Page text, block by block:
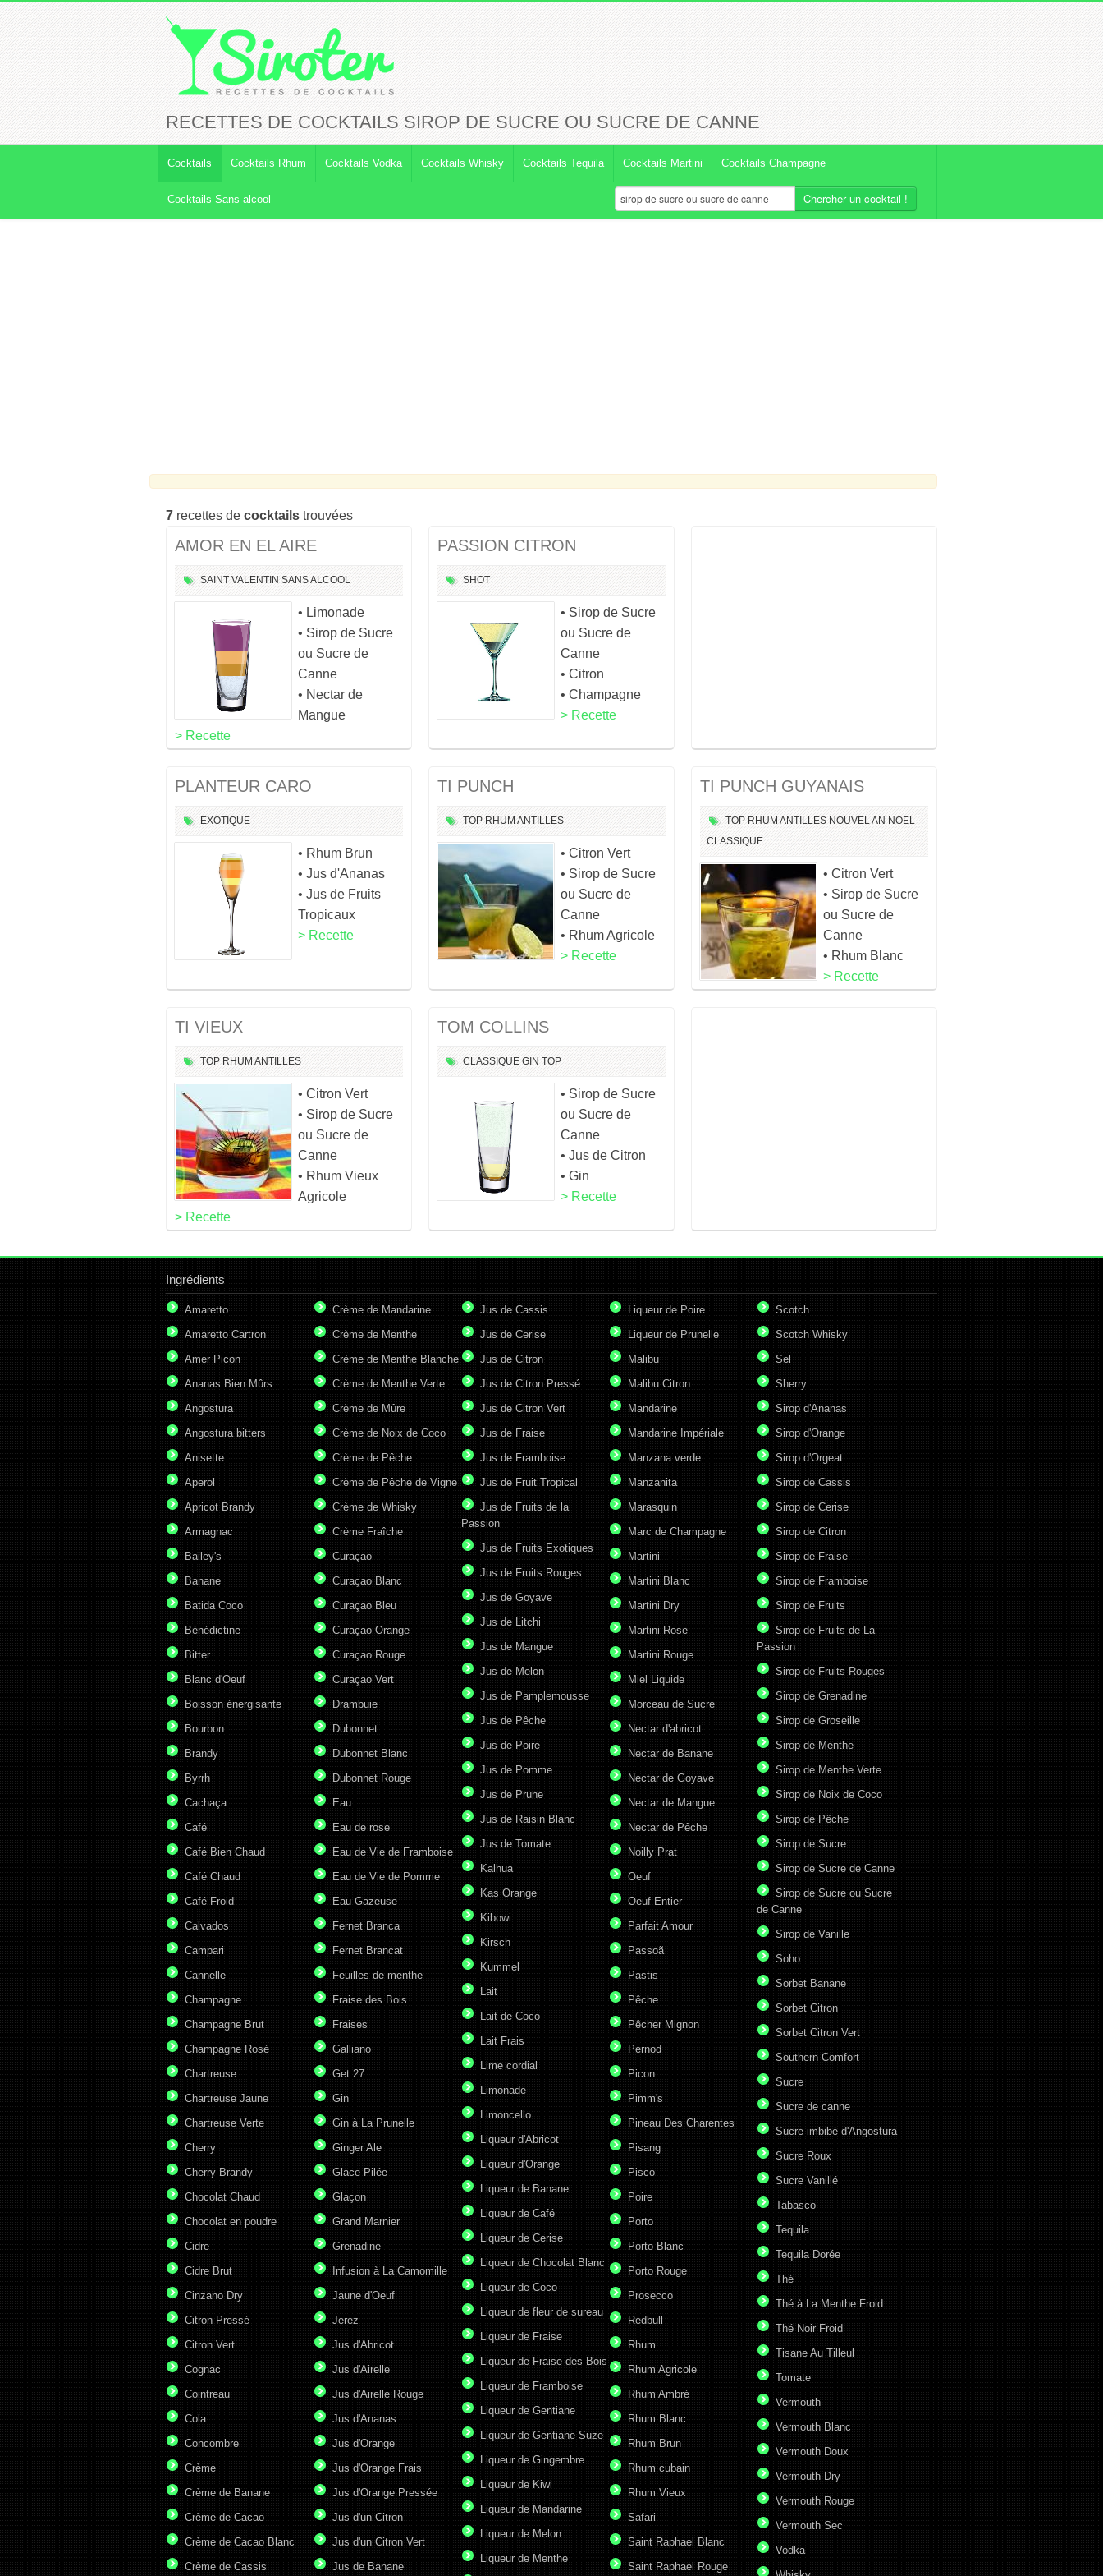
RECETTES DE COCKTAILS SIROP DE SUCRE OU SUCRE DE CANNE
Cocktails Cocktails Rhum Cocktails Vodka Cocktails Whisky Cocktails Tequila Cocktails Martini Cocktails Champagne
Cocktails Sans alcool Chercher un cocktail !
7 recettes de cocktails trouvées
AMOR EN EL AIRE
SAINT VALENTIN SANS ALCOOL
• Limonade
• Sirop de Sucre
ou Sucre de
Canne
• Nectar de
Mangue
> Recette
PASSION CITRON
SHOT
• Sirop de Sucre
ou Sucre de
Canne
• Citron
• Champagne
> Recette
PLANTEUR CARO
EXOTIQUE
• Rhum Brun
• Jus d'Ananas
• Jus de Fruits
Tropicaux
> Recette
TI PUNCH
TOP RHUM ANTILLES
• Citron Vert
• Sirop de Sucre
ou Sucre de
Canne
• Rhum Agricole
> Recette
TI PUNCH GUYANAIS
TOP RHUM ANTILLES NOUVEL AN NOEL
CLASSIQUE
• Citron Vert
• Sirop de Sucre
ou Sucre de
Canne
• Rhum Blanc
> Recette
TI VIEUX
TOP RHUM ANTILLES
• Citron Vert
• Sirop de Sucre
ou Sucre de
Canne
• Rhum Vieux
Agricole
> Recette
TOM COLLINS
CLASSIQUE GIN TOP
• Sirop de Sucre
ou Sucre de
Canne
• Jus de Citron
• Gin
> Recette
Ingrédients
Amaretto
Amaretto Cartron
Amer Picon
Ananas Bien Mûrs
Angostura
Angostura bitters
Anisette
Aperol
Apricot Brandy
Armagnac
Bailey's
Banane
Batida Coco
Bénédictine
Bitter
Blanc d'Oeuf
Boisson énergisante
Bourbon
Brandy
Byrrh
Cachaça
Café
Café Bien Chaud
Café Chaud
Café Froid
Calvados
Campari
Cannelle
Champagne
Champagne Brut
Champagne Rosé
Chartreuse
Chartreuse Jaune
Chartreuse Verte
Cherry
Cherry Brandy
Chocolat Chaud
Chocolat en poudre
Cidre
Cidre Brut
Cinzano Dry
Citron Pressé
Citron Vert
Cognac
Cointreau
Cola
Concombre
Crème
Crème de Banane
Crème de Cacao
Crème de Cacao Blanc
Crème de Cassis
Crème de Mandarine
Crème de Menthe
Crème de Menthe Blanche
Crème de Menthe Verte
Crème de Mûre
Crème de Noix de Coco
Crème de Pêche
Crème de Pêche de Vigne
Crème de Whisky
Crème Fraîche
Curaçao
Curaçao Blanc
Curaçao Bleu
Curaçao Orange
Curaçao Rouge
Curaçao Vert
Drambuie
Dubonnet
Dubonnet Blanc
Dubonnet Rouge
Eau
Eau de rose
Eau de Vie de Framboise
Eau de Vie de Pomme
Eau Gazeuse
Fernet Branca
Fernet Brancat
Feuilles de menthe
Fraise des Bois
Fraises
Galliano
Get 27
Gin
Gin à La Prunelle
Ginger Ale
Glace Pilée
Glaçon
Grand Marnier
Grenadine
Infusion à La Camomille
Jaune d'Oeuf
Jerez
Jus d'Abricot
Jus d'Airelle
Jus d'Airelle Rouge
Jus d'Ananas
Jus d'Orange
Jus d'Orange Frais
Jus d'Orange Pressée
Jus d'un Citron
Jus d'un Citron Vert
Jus de Banane
Jus de Cassis
Jus de Cerise
Jus de Citron
Jus de Citron Pressé
Jus de Citron Vert
Jus de Fraise
Jus de Framboise
Jus de Fruit Tropical
Jus de Fruits de la
Passion
Jus de Fruits Exotiques
Jus de Fruits Rouges
Jus de Goyave
Jus de Litchi
Jus de Mangue
Jus de Melon
Jus de Pamplemousse
Jus de Pêche
Jus de Poire
Jus de Pomme
Jus de Prune
Jus de Raisin Blanc
Jus de Tomate
Kalhua
Kas Orange
Kibowi
Kirsch
Kummel
Lait
Lait de Coco
Lait Frais
Lime cordial
Limonade
Limoncello
Liqueur d'Abricot
Liqueur d'Orange
Liqueur de Banane
Liqueur de Café
Liqueur de Cerise
Liqueur de Chocolat Blanc
Liqueur de Coco
Liqueur de fleur de sureau
Liqueur de Fraise
Liqueur de Fraise des Bois
Liqueur de Framboise
Liqueur de Gentiane
Liqueur de Gentiane Suze
Liqueur de Gingembre
Liqueur de Kiwi
Liqueur de Mandarine
Liqueur de Melon
Liqueur de Menthe
Liqueur de Poire
Liqueur de Prunelle
Malibu
Malibu Citron
Mandarine
Mandarine Impériale
Manzana verde
Manzanita
Marasquin
Marc de Champagne
Martini
Martini Blanc
Martini Dry
Martini Rose
Martini Rouge
Miel Liquide
Morceau de Sucre
Nectar d'abricot
Nectar de Banane
Nectar de Goyave
Nectar de Mangue
Nectar de Pêche
Noilly Prat
Oeuf
Oeuf Entier
Parfait Amour
Passoã
Pastis
Pêche
Pêcher Mignon
Pernod
Picon
Pimm's
Pineau Des Charentes
Pisang
Pisco
Poire
Porto
Porto Blanc
Porto Rouge
Prosecco
Redbull
Rhum
Rhum Agricole
Rhum Ambré
Rhum Blanc
Rhum Brun
Rhum cubain
Rhum Vieux
Safari
Saint Raphael Blanc
Saint Raphael Rouge
Scotch
Scotch Whisky
Sel
Sherry
Sirop d'Ananas
Sirop d'Orange
Sirop d'Orgeat
Sirop de Cassis
Sirop de Cerise
Sirop de Citron
Sirop de Fraise
Sirop de Framboise
Sirop de Fruits
Sirop de Fruits de La
Passion
Sirop de Fruits Rouges
Sirop de Grenadine
Sirop de Groseille
Sirop de Menthe
Sirop de Menthe Verte
Sirop de Noix de Coco
Sirop de Pêche
Sirop de Sucre
Sirop de Sucre de Canne
Sirop de Sucre ou Sucre
de Canne
Sirop de Vanille
Soho
Sorbet Banane
Sorbet Citron
Sorbet Citron Vert
Southern Comfort
Sucre
Sucre de canne
Sucre imbibé d'Angostura
Sucre Roux
Sucre Vanillé
Tabasco
Tequila
Tequila Dorée
Thé
Thé à La Menthe Froid
Thé Noir Froid
Tisane Au Tilleul
Tomate
Vermouth
Vermouth Blanc
Vermouth Doux
Vermouth Dry
Vermouth Rouge
Vermouth Sec
Vodka